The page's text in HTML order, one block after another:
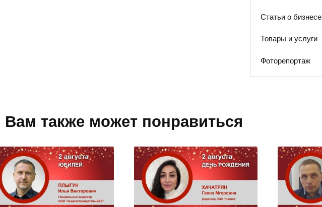
Статьи о бизнесе
Товары и услуги
Фоторепортаж
Вам также может понравиться